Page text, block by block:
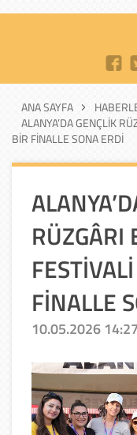
ANA SAYFA
ALANYA’DA GENÇLİK
BİR FİNALLE SONA ERDİ
RÜZGÂRI
FİNALLE
10.05.2026